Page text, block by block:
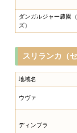
ダンガルジャー農園
ズ）
スリランカ（
地域名
ウヴァ
ディンブラ